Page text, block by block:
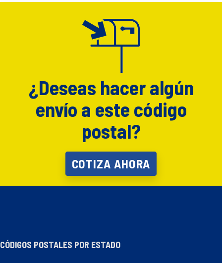
¿Deseas hacer algún
envío a este código
postal?
COTIZA AHORA
CÓDIGOS POSTALES POR ESTADO